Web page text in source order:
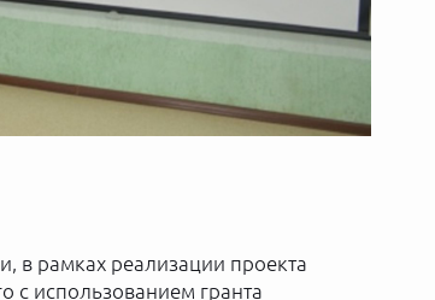
в рамках реализации проекта
с использованием гранта